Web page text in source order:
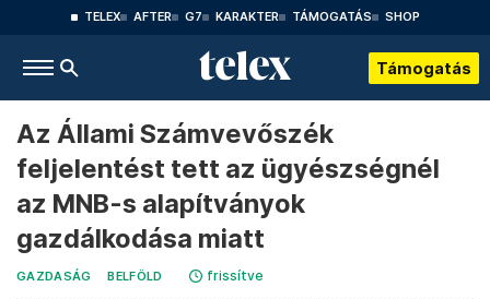
TELEX AFTER G7 KARAKTER TÁMOGATÁS SHOP
Támogatás
Az Állami Számvevőszék
feljelentést tett az ügyészségnél
az MNB-s alapítványok
gazdálkodása miatt
GAZDASÁG BELFÖLD frissítve